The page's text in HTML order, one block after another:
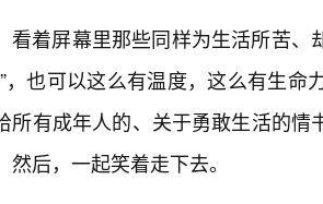
看着屏幕里那些同样为生活所苦、
，也可以这么有温度，这么有生
所有成年人的、关于勇敢生活的
然后，一起笑着走下去。